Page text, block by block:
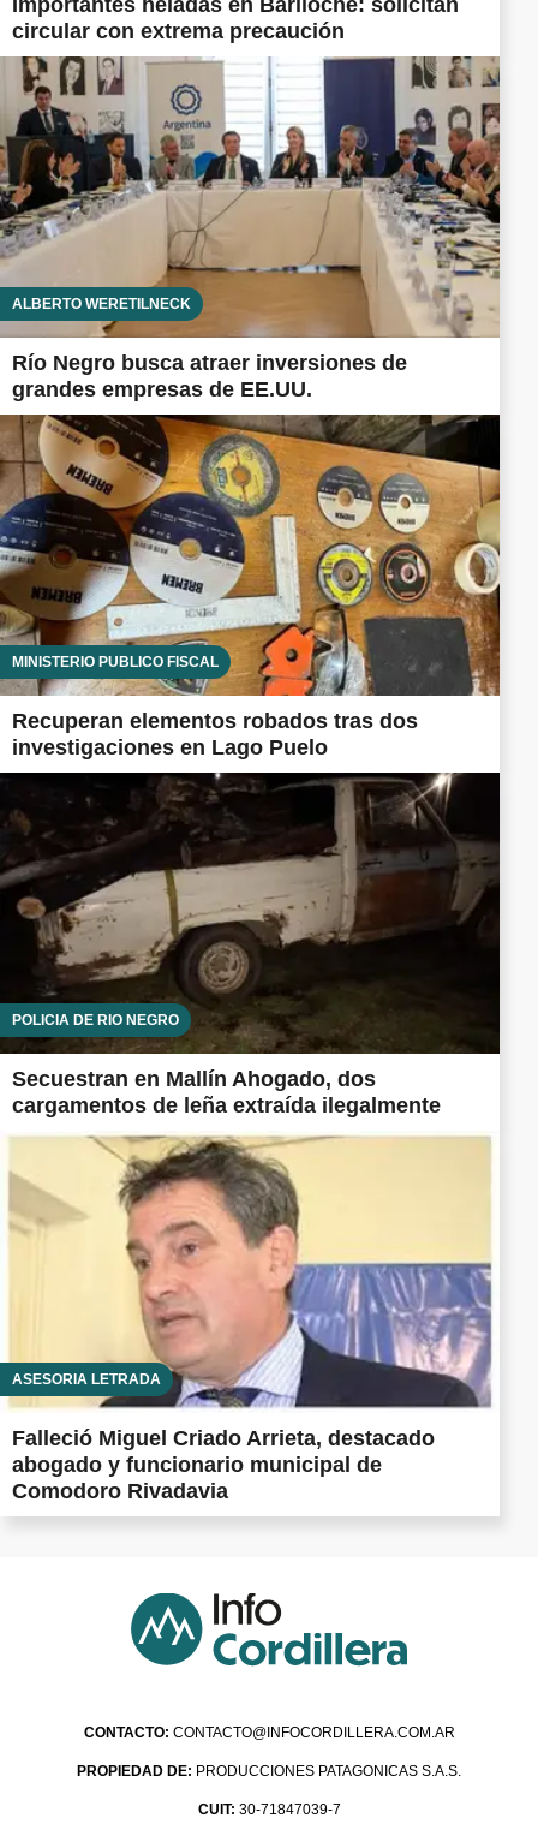
Importantes heladas en Bariloche: solicitan
circular con extrema precaución
ALBERTO WERETILNECK
Río Negro busca atraer inversiones de
grandes empresas de EE.UU.
MINISTERIO PÚBLICO FISCAL
Recuperan elementos robados tras dos
investigaciones en Lago Puelo
POLICÍA DE RÍO NEGRO
Secuestran en Mallín Ahogado, dos
cargamentos de leña extraída ilegalmente
ASESORÍA LETRADA
Falleció Miguel Criado Arrieta, destacado
abogado y funcionario municipal de
Comodoro Rivadavia
CONTACTO: CONTACTO@INFOCORDILLERA.COM.AR
PROPIEDAD DE: PRODUCCIONES PATAGONICAS S.A.S.
CUIT: 30-71847039-7